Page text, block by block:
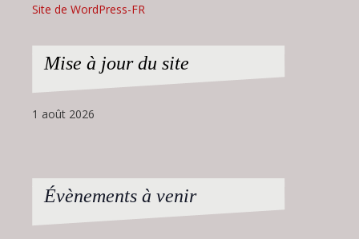
Site de WordPress-FR
Mise à jour du site
1 août 2026
Évènements à venir